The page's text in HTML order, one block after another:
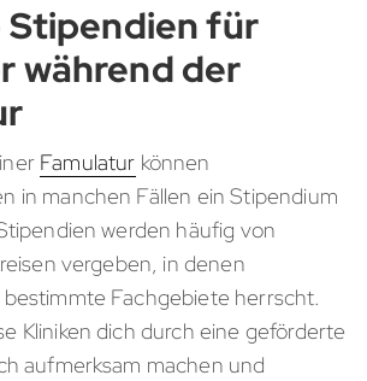
Stipendien für
während der
Famulatur können
in manchen Fällen ein Stipendium
werden häufig von
vergeben, in denen
Fachgebiete herrscht.
Kliniken dich durch eine geförderte
aufmerksam machen und